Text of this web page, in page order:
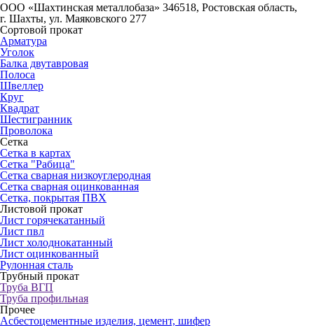
ООО «Шахтинская металлобаза» 346518, Ростовская область,
г. Шахты, ул. Маяковского 277
Сортовой прокат
Арматура
Уголок
Балка двутавровая
Полоса
Швеллер
Круг
Квадрат
Шестигранник
Проволока
Сетка
Сетка в картах
Сетка "Рабица"
Сетка сварная низкоуглеродная
Сетка сварная оцинкованная
Сетка, покрытая ПВХ
Листовой прокат
Лист горячекатанный
Лист пвл
Лист холоднокатанный
Лист оцинкованный
Рулонная сталь
Трубный прокат
Труба ВГП
Труба профильная
Прочее
Асбестоцементные изделия, цемент, шифер